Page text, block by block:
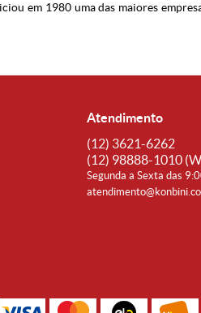
em 1980 uma das maiores
Atendimento
(12) 3621-6262
(12) 98888-1010
Segunda a Sexta das